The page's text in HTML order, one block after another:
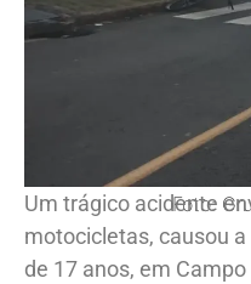
Foto:
Um trágico acidente
motocicletas, causou
de 17 anos, em